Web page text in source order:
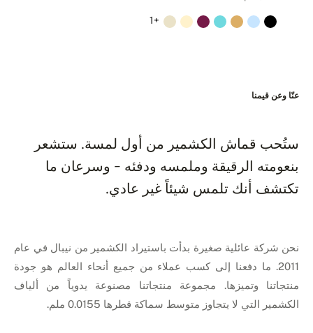
+1
عنّا وعن قيمنا
ستُحب قماش الكشمير من أول لمسة. ستشعر
بنعومته الرقيقة وملمسه ودفئه - وسرعان ما
تكتشف أنك تلمس شيئاً غير عادي.
نحن شركة عائلية صغيرة بدأت باستيراد الكشمير من نيبال في عام
2011. ما دفعنا إلى كسب عملاء من جميع أنحاء العالم هو جودة
منتجاتنا وتميزها. مجموعة منتجاتنا مصنوعة يدوياً من ألياف
الكشمير التي لا يتجاوز متوسط سماكة قطرها 0.0155 ملم.